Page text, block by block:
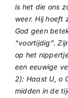
is het die ons
weer. Hij hoeft
God geen
“voortijdig”.
op het
een eeuwige
2): Haast U, o
midden in de